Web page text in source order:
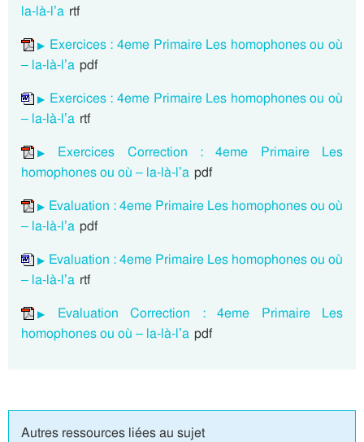
la-là-l’a rtf
Exercices : 4eme Primaire Les homophones ou où
– la-là-l’a pdf
Exercices : 4eme Primaire Les homophones ou où
– la-là-l’a rtf
Exercices Correction : 4eme Primaire Les
homophones ou où – la-là-l’a pdf
Evaluation : 4eme Primaire Les homophones ou où
– la-là-l’a pdf
Evaluation : 4eme Primaire Les homophones ou où
– la-là-l’a rtf
Evaluation Correction : 4eme Primaire Les
homophones ou où – la-là-l’a pdf
Autres ressources liées au sujet